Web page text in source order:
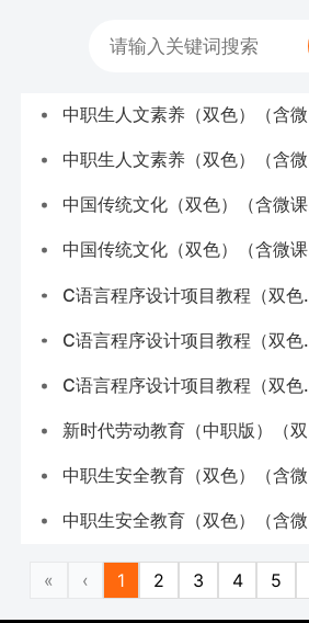
中职生人文素养（双色）（含微课）（十四五职业教育国家规划教材） - 课件
中职生人文素养（双色）（含微课）（十四五职业教育国家规划教材） - 教材
中国传统文化（双色）（含微课）（十四五职业教育国家规划教材） - 课件
中国传统文化（双色）（含微课）（十四五职业教育国家规划教材） - 教材
C语言程序设计项目教程（双色）（含微课）（十四五职业教育国家规划教材） - 课件
C语言程序设计项目教程（双色）（含微课）（十四五职业教育国家规划教材） - 教材
C语言程序设计项目教程（双色）（含微课）（十四五职业教育国家规划教材） - 答案
新时代劳动教育（中职版）（双色）（含微课）（湖南省优质教材） - 课件
中职生安全教育（双色）（含微课）（湖南省优质教材） - 课件
中职生安全教育（双色）（含微课）（湖南省优质教材） - 教材
« ‹ 1 2 3 4 5